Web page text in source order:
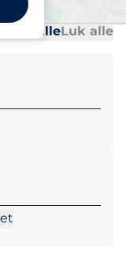
Udvid alleLuk alle